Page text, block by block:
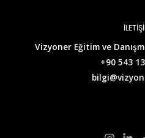
Vizyoner Eğitim ve
+90 543